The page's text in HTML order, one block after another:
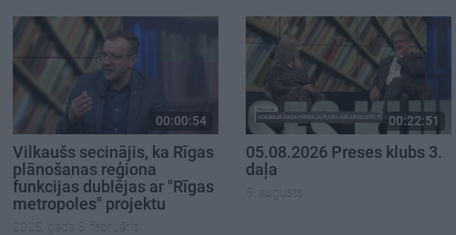
00:00:54
Vilkaušs secinājis, ka Rīgas
plānošanas reģiona
funkcijas dublējas ar "Rīgas
metropoles" projektu
2025. gada 5. februāris
00:22:51
05.08.2026 Preses klubs 3.
daļa
5. augusts